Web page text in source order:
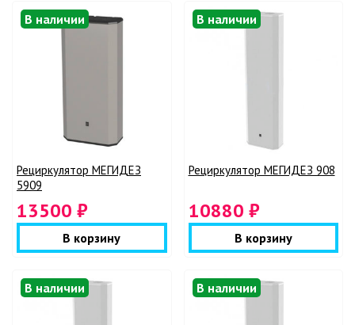
В наличии
Рециркулятор МЕГИДЕЗ
5909
13500 ₽
В корзину
В наличии
Рециркулятор МЕГИДЕЗ 908
10880 ₽
В корзину
В наличии В наличии